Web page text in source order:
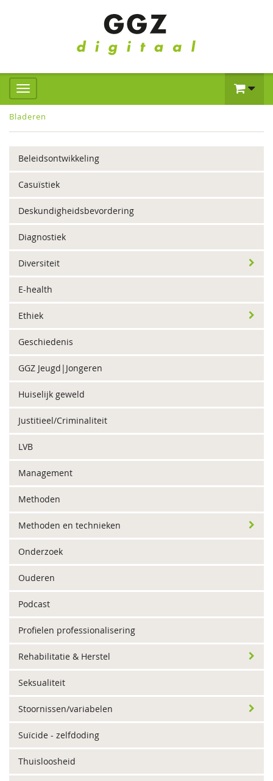
Bladeren
Beleidsontwikkeling
Casuïstiek
Deskundigheidsbevordering
Diagnostiek
Diversiteit
E-health
Ethiek
Geschiedenis
GGZ Jeugd|Jongeren
Huiselijk geweld
Justitieel/Criminaliteit
LVB
Management
Methoden
Methoden en technieken
Onderzoek
Ouderen
Podcast
Profielen professionalisering
Rehabilitatie & Herstel
Seksualiteit
Stoornissen/variabelen
Suïcide - zelfdoding
Thuisloosheid